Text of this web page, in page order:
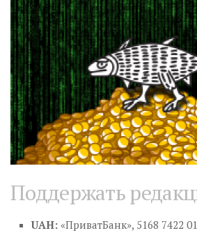
Поддержать
UAH: «ПриватБанк», 5168 7422